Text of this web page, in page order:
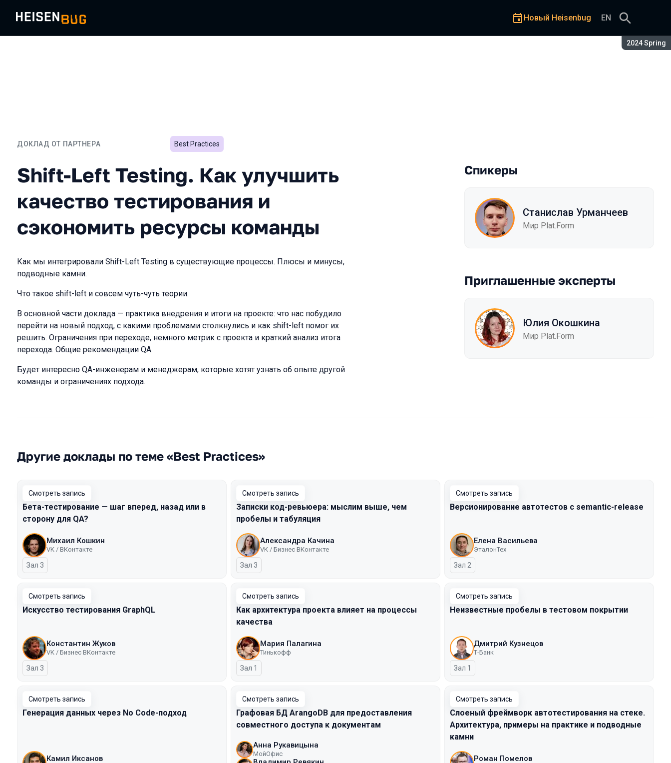
Сезон:
2024 Spring
Новый Heisenbug EN
ДОКЛАД ОТ ПАРТНЕРА
Shift-Left Testing. Как улучшить качество тестирования и сэкономить ресурсы
Best Practices
Shift-Left Testing. Как улучшить
качество тестирования и
сэкономить ресурсы команды
Как мы интегрировали Shift-Left Testing в существующие процессы. Плюсы и минусы,
подводные камни.
Что такое shift-left и совсем чуть-чуть теории.
В основной части доклада — практика внедрения и итоги на проекте: что нас побудило
перейти на новый подход, с какими проблемами столкнулись и как shift-left помог их
решить. Ограничения при переходе, немного метрик с проекта и краткий анализ итога
перехода. Общие рекомендации QA.
Будет интересно QA-инженерам и менеджерам, которые хотят узнать об опыте другой
команды и ограничениях подхода.
Спикеры
Станислав Урманчеев
Мир Plat.Form
Приглашенные эксперты
Юлия Окошкина
Мир Plat.Form
Другие доклады по теме «Best Practices»
Смотреть запись
Бета-тестирование — шаг вперед, назад или в
сторону для QA?
Михаил Кошкин
VK / ВКонтакте
Зал 3
Смотреть запись
Записки код-ревьюера: мыслим выше, чем
пробелы и табуляция
Александра Качина
VK / Бизнес ВКонтакте
Зал 3
Смотреть запись
Версионирование автотестов с semantic-release
Елена Васильева
ЭталонТех
Зал 2
Смотреть запись
Искусство тестирования GraphQL
Константин Жуков
VK / Бизнес ВКонтакте
Зал 3
Смотреть запись
Как архитектура проекта влияет на процессы
качества
Мария Палагина
Тинькофф
Зал 1
Смотреть запись
Неизвестные пробелы в тестовом покрытии
Дмитрий Кузнецов
Т-Банк
Зал 1
Смотреть запись
Генерация данных через No Code-подход
Камил Иксанов
Смотреть запись
Графовая БД ArangoDB для предоставления
совместного доступа к документам
Анна Рукавицына
МойОфис
Смотреть запись
Слоеный фреймворк автотестирования на стеке.
Архитектура, примеры на практике и подводные
камни
Роман Помелов